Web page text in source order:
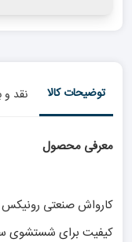
توضیحات کالا نقد
معرفی محصول
کیفیت برای شستشوی